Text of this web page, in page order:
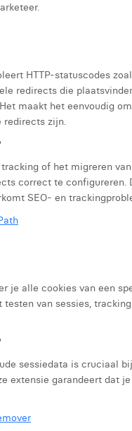
HTTP-statuscodes
redirects die
maakt het eenvoudig
redirects zijn.
of het migreren
correct te configureren.
SEO- en
je alle cookies van een
testen van sessies,
sessiedata is cruciaal
extensie garandeert dat